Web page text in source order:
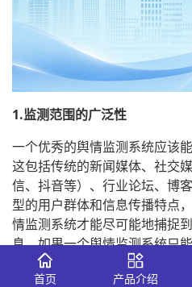
1.监测范围的广泛性
一个优秀的舆情监测系统应该
这包括传统的新闻媒体、社交
信、抖音等）、行业论坛、博
型的用户群体和信息传播特点
情监测系统才能尽可能地捕捉
息。如果一个舆情监测系统只
么企业很可能会遗漏重要的舆
在的危机或把握发展机遇。
首页 产品介绍